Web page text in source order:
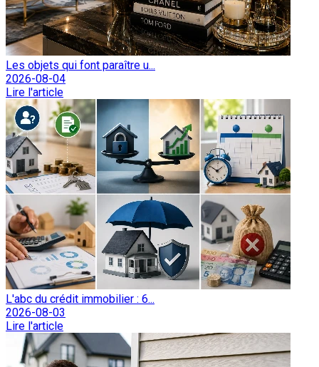
Les objets qui font paraître u...
2026-08-04
Lire l'article
L'abc du crédit immobilier : 6...
2026-08-03
Lire l'article